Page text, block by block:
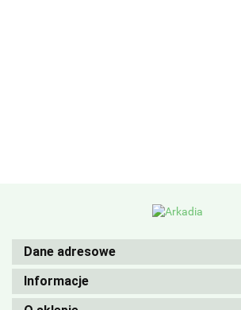
Dane adresowe
Informacje